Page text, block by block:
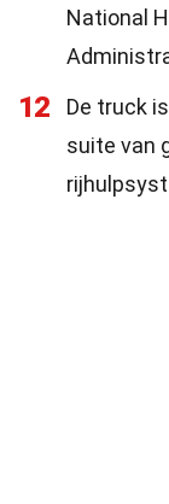
National
12
De truck
suite van